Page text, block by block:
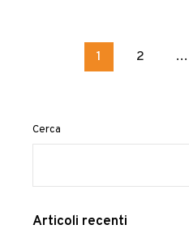
1 2 …
Cerca
Articoli recenti